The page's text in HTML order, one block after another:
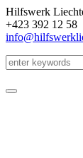
Hilfswerk
+423 392 12 58